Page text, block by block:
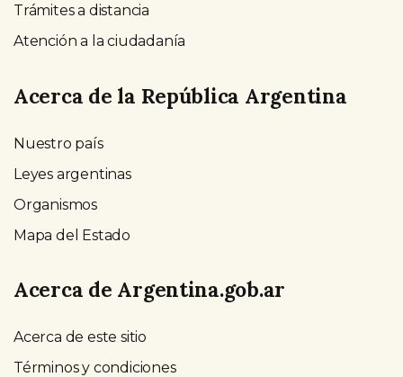
Trámites a distancia
Atención a la ciudadanía
Acerca de la República Argentina
Nuestro país
Leyes argentinas
Organismos
Mapa del Estado
Acerca de Argentina.gob.ar
Acerca de este sitio
Términos y condiciones